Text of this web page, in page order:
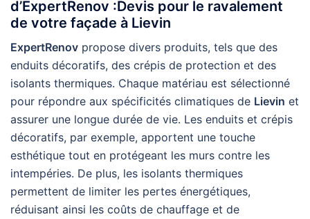
d’ExpertRenov :Devis pour le ravalement
de votre façade à Lievin
ExpertRenov propose divers produits, tels que des
enduits décoratifs, des crépis de protection et des
isolants thermiques. Chaque matériau est sélectionné
pour répondre aux spécificités climatiques de Lievin et
assurer une longue durée de vie. Les enduits et crépis
décoratifs, par exemple, apportent une touche
esthétique tout en protégeant les murs contre les
intempéries. De plus, les isolants thermiques
permettent de limiter les pertes énergétiques,
réduisant ainsi les coûts de chauffage et de